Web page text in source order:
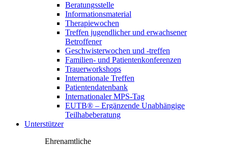
Beratungsstelle
Informationsmaterial
Therapiewochen
Treffen jugendlicher und erwachsener
Betroffener
Geschwisterwochen und -treffen
Familien- und Patientenkonferenzen
Trauerworkshops
Internationale Treffen
Patientendatenbank
Internationaler MPS-Tag
EUTB® – Ergänzende Unabhängige
Teilhabeberatung
Unterstützer
Ehrenamtliche